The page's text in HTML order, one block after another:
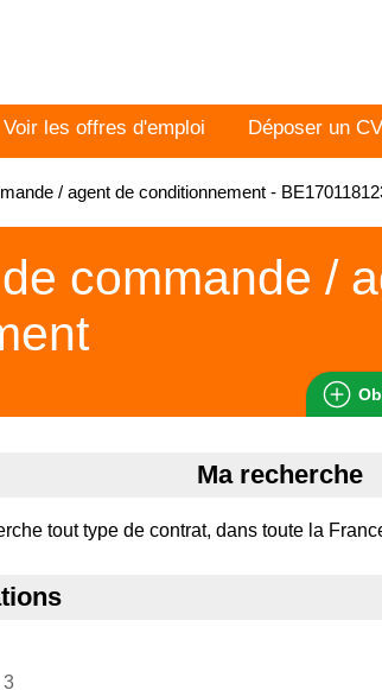
Voir les offres d'emploi Déposer un CV
/ agent de conditionnement -
commande /
Ma recherche
tout type de contrat, dans toute la
3